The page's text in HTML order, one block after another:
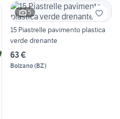
5
15 Piastrelle pavimento plastica
verde drenante
63 €
Bolzano(BZ)